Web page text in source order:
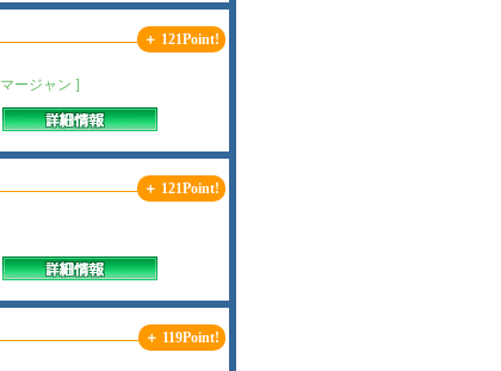
＋ 121Point!
ージャン ]
＋ 121Point!
＋ 119Point!